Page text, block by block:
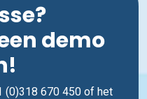
demo
(0)318 670 450 of het